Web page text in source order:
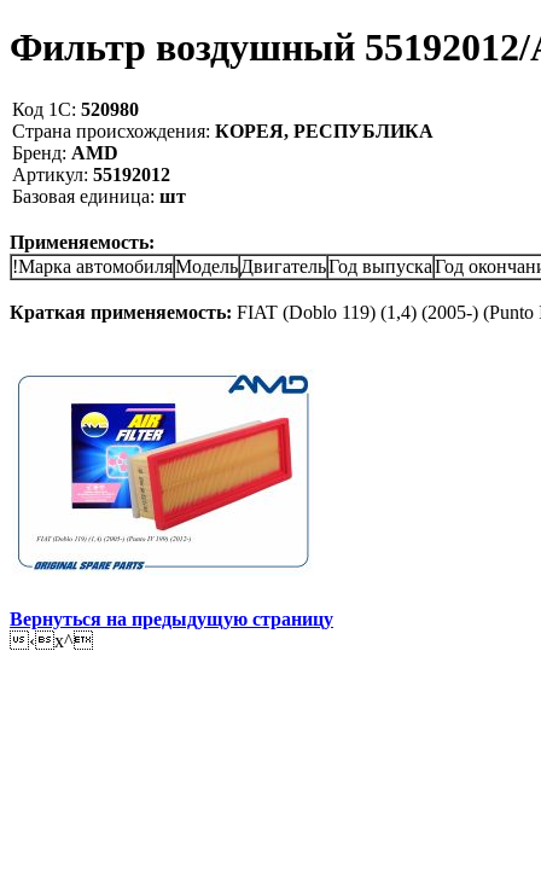
Фильтр воздушный
Код 1С: 520980
Страна происхождения: КОРЕЯ, РЕСПУБЛИКА
Бренд: AMD
Артикул: 55192012
Базовая единица: шт
Применяемость:
!Марка автомобиляМодельДвигательГод выпускаГод
Краткая применяемость: FIAT (Doblo 119) (1,4) (2005-)
Вернуться на предыдущую страницу
‹x^